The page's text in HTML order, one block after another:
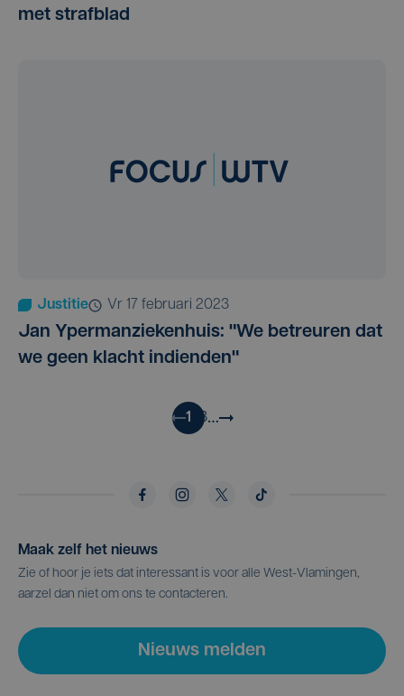
met strafblad
Justitie vr 17 februari 2023
Jan Ypermanziekenhuis: "We betreuren dat
we geen klacht indienden"
1 3…
Maak zelf het nieuws
Zie of hoor je iets dat interessant is voor alle West-Vlamingen,
aarzel dan niet om ons te contacteren.
Nieuws melden